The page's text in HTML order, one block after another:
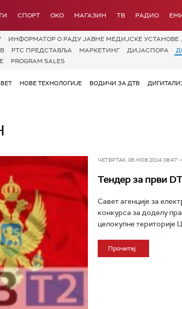
СПОРТ OKO МАГАЗИН ТВ РАДИО
ИНФОРМАТОР О РАДУ ЈАВНЕ МЕДИЈСКЕ УСТАНОВЕ
РТС ПРЕДСТАВЉА МАРКЕТИНГ ДИЈАСПОРА
PROGRAM SALES
НОВЕ ТЕХНОЛОГИЈЕ ВОДИЧИ ЗА ДТВ
ЧЕТВРТАК, 06. НОВ 2014, 08:47 -
Тендер за први
Савет агенције за
конкурса за доделу
целокупне територије
Прочитај